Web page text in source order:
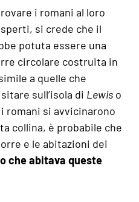
i romani al loro
si crede che il
potuta essere una
circolare costruita in
a quelle che
sull’isola di Lewis o
romani si avvicinarono
collina, è probabile che
e le abitazioni dei
che abitava queste